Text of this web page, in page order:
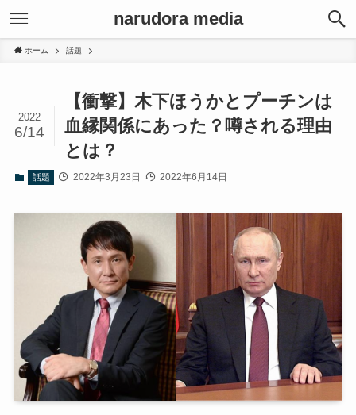
narudora media
ホーム 話題
【衝撃】木下ほうかとプーチンは
血縁関係にあった？噂される理由
とは？
2022
6/14
話題 2022年3月23日 2022年6月14日